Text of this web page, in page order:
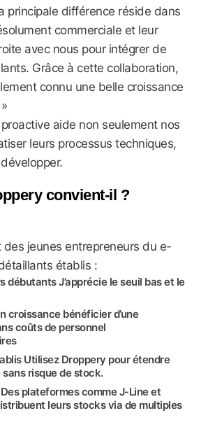
principale différence réside dans
commerciale et leur
avec nous pour intégrer de
Grâce à cette collaboration,
connu une belle croissance
aide non seulement nos
leurs processus techniques,
convient-il ?
des jeunes entrepreneurs du e-
établis :
débutantsJ’apprécie le seuil bas et le
croissance bénéficier d’une
coûts de personnel
Utilisez Droppery pour étendre
risque de stock.
Des plateformes comme J-Line et
leurs stocks via de multiples